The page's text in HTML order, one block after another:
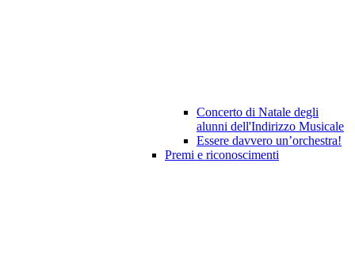
Concerto di Natale degli
alunni dell'Indirizzo Musicale
Essere davvero un’orchestra!
Premi e riconoscimenti